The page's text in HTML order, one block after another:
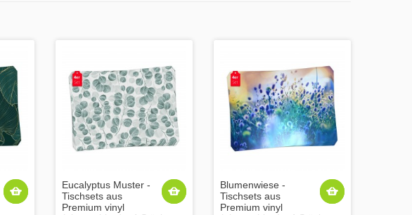
Eucalyptus Muster -
Tischsets aus
Premium vinyl
Blumenwiese -
Tischsets aus
Premium vinyl